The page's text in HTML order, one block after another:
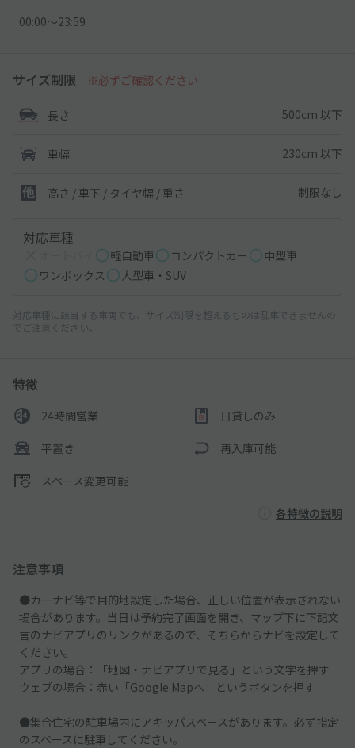
00:00〜23:59
サイズ制限 ※必ずご確認ください
長さ 500cm 以下
車幅 230cm 以下
高さ / 車下 / タイヤ幅 / 重さ 制限なし
対応車種
軽自動車 コンパクトカー
中型車
ワンボックス
大型車・SUV
対応車種に該当する車両でも、サイズ制限を超えるものは駐車できませんの
でご注意ください。
特徴
24時間営業 日貸しのみ
平置き 再入庫可能
スペース変更可能
各特徴の説明
注意事項
●カーナビ等で目的地設定した場合、正しい位置が表示されない
場合があります。当日は予約完了画面を開き、マップ下に下記文
言のナビアプリのリンクがあるので、そちらからナビを設定して
ください。
アプリの場合：「地図・ナビアプリで見る」という文字を押す
ウェブの場合：赤い「Google Mapへ」というボタンを押す
●集合住宅の駐車場内にアキッパスペースがあります。必ず指定
のスペースに駐車してください。